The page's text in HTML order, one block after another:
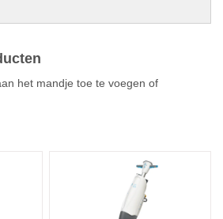
het mandje toe te voegen of